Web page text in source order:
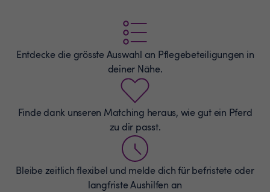
Entdecke die grösste Auswahl an Pflegebeteiligungen in
deiner Nähe.
Finde dank unseren Matching heraus, wie gut ein Pferd
zu dir passt.
Bleibe zeitlich flexibel und melde dich für befristete oder
langfriste Aushilfen an